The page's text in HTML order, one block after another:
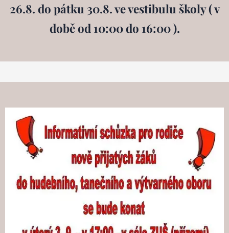
26.8. do pátku 30.8. ve vestibulu školy ( v
době od 10:00 do 16:00 ).